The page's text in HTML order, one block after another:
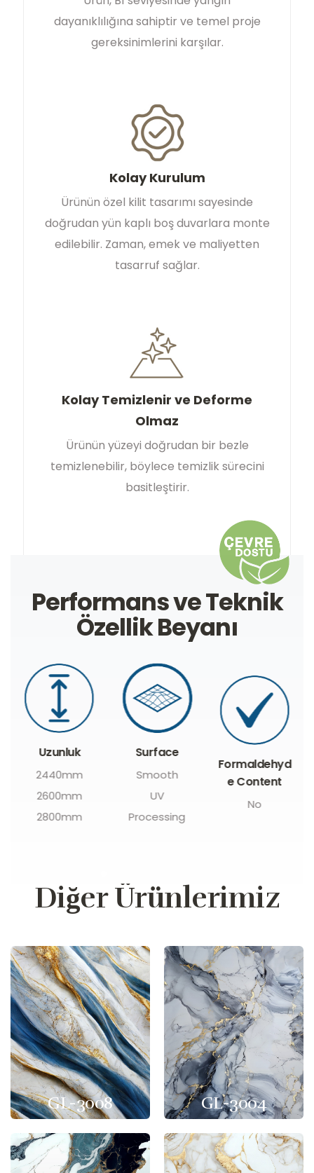
dayanıklılığına sahiptir ve temel proje
gereksinimlerini karşılar.
Kolay Kurulum
Ürünün özel kilit tasarımı sayesinde
doğrudan yün kaplı boş duvarlara monte
edilebilir. Zaman, emek ve maliyetten
tasarruf sağlar.
Kolay Temizlenir ve Deforme
Olmaz
Ürünün yüzeyi doğrudan bir bezle
temizlenebilir, böylece temizlik sürecini
basitleştirir.
Performans ve Teknik
Özellik Beyanı
Uzunluk
2440mm
2600mm
2800mm
Surface
Smooth
UV
Processing
Formaldehyd
e Content
No
Diğer Ürünlerimiz
GL-3008 GL-3004